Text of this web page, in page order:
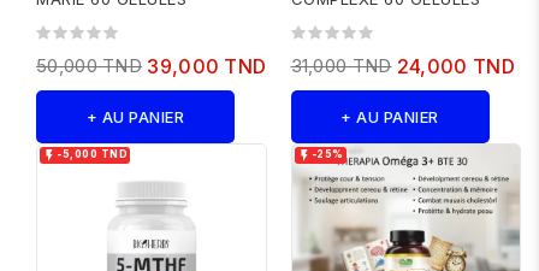
50,000 TND 39,000 TND
+ AU PANIER
31,000 TND 24,000 TND
+ AU PANIER
 -5,000 TND  -25%